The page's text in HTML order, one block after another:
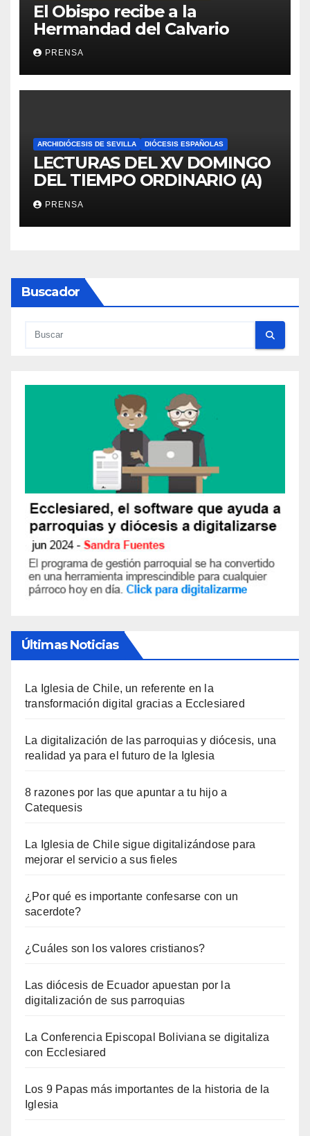
El Obispo recibe a la
Hermandad del Calvario
PRENSA
ARCHIDIÓCESIS DE SEVILLA DIÓCESIS ESPAÑOLAS
LECTURAS DEL XV DOMINGO
DEL TIEMPO ORDINARIO (A)
PRENSA
Buscador
Últimas Noticias
La Iglesia de Chile, un referente en la
transformación digital gracias a Ecclesiared
La digitalización de las parroquias y diócesis, una
realidad ya para el futuro de la Iglesia
8 razones por las que apuntar a tu hijo a
Catequesis
La Iglesia de Chile sigue digitalizándose para
mejorar el servicio a sus fieles
¿Por qué es importante confesarse con un
sacerdote?
¿Cuáles son los valores cristianos?
Las diócesis de Ecuador apuestan por la
digitalización de sus parroquias
La Conferencia Episcopal Boliviana se digitaliza
con Ecclesiared
Los 9 Papas más importantes de la historia de la
Iglesia